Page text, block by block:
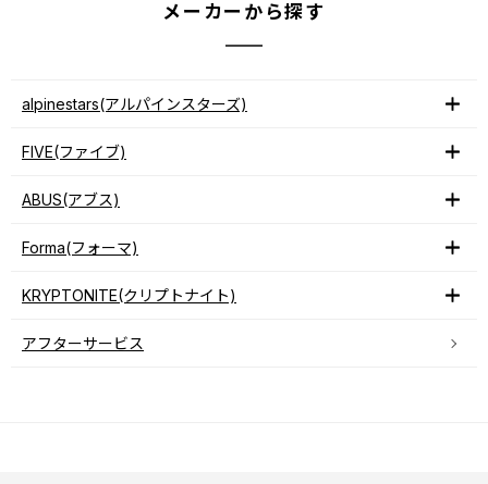
メーカーから探す
alpinestars(アルパインスターズ)
FIVE(ファイブ)
ABUS(アブス)
Forma(フォーマ)
KRYPTONITE(クリプトナイト)
アフターサービス